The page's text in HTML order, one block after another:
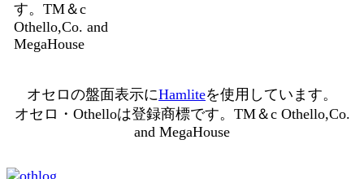
す。TM＆c
Othello,Co. and
MegaHouse
オセロの盤面表示にHamliteを使用しています。
オセロ・Othelloは登録商標です。TM＆c Othello,Co.
and MegaHouse